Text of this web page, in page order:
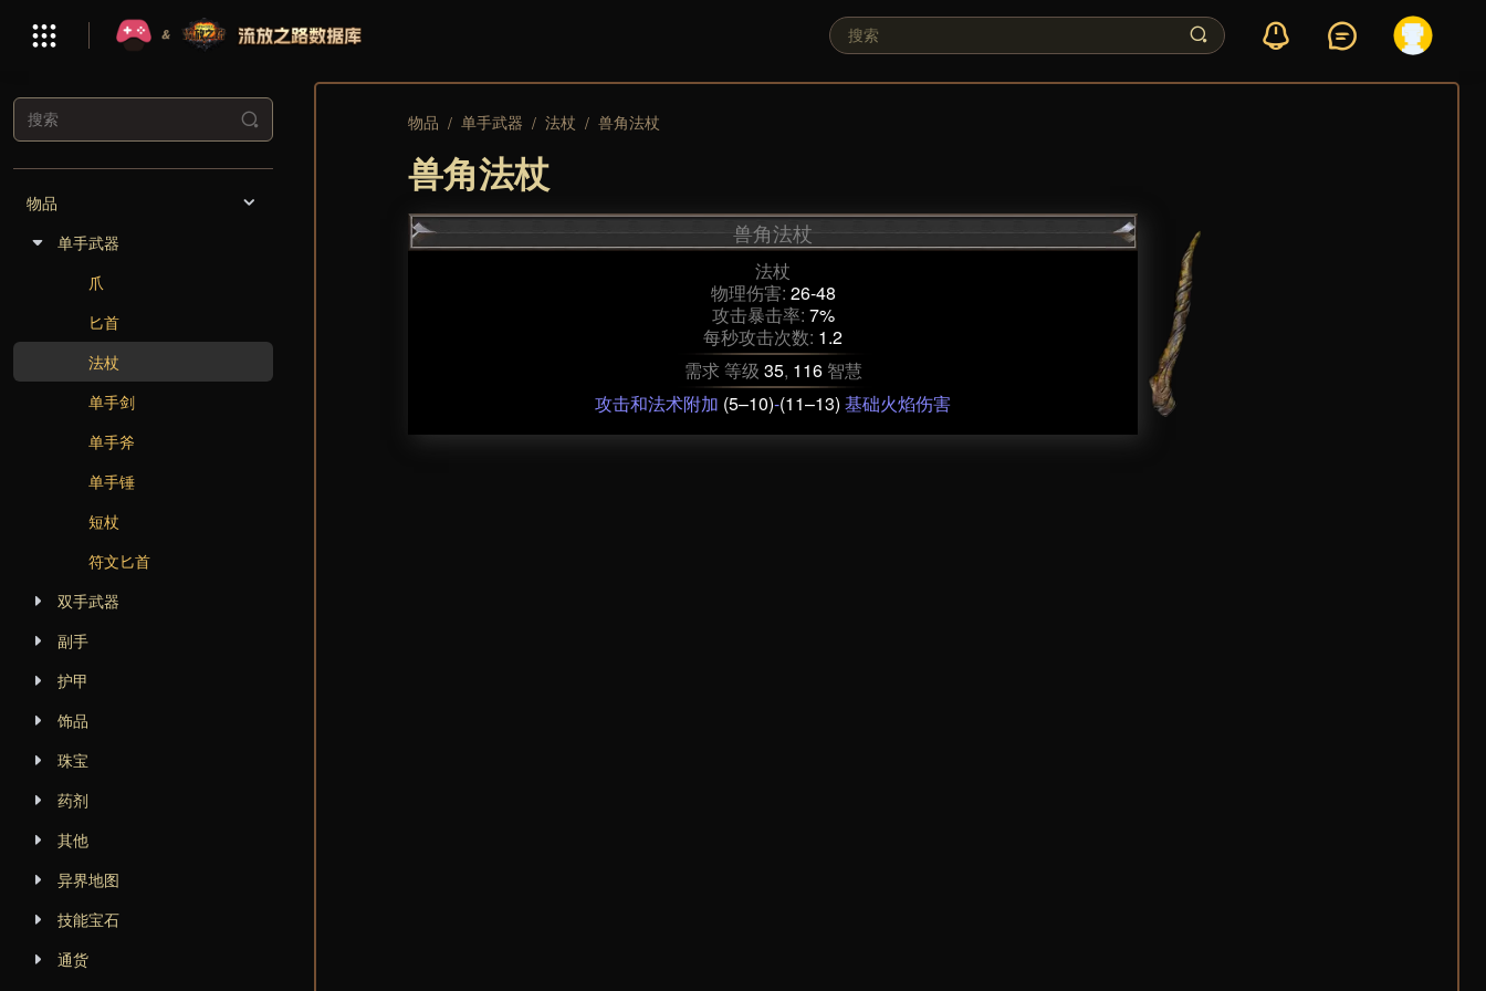
物品
单手武器
爪
匕首
法杖
单手剑
单手斧
单手锤
短杖
符文匕首
双手武器
副手
护甲
饰品
珠宝
药剂
其他
异界地图
技能宝石
通货
物品 / 单手武器 / 法杖 / 兽角法杖
兽角法杖
兽角法杖
法杖
物理伤害: 26-48
攻击暴击率: 7%
每秒攻击次数: 1.2
需求 等级 35, 116智慧
攻击和法术附加 (5–10)-(11–13) 基础火焰伤害